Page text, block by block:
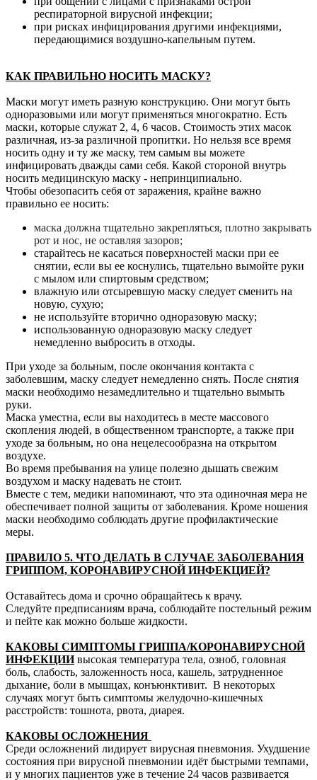
респираторной вирусной инфекции;
при рисках инфицирования другими инфекциями,
передающимися воздушно-капельным путем.
КАК ПРАВИЛЬНО НОСИТЬ МАСКУ?
Маски могут иметь разную конструкцию. Они могут быть
одноразовыми или могут применяться многократно. Есть
маски, которые служат 2, 4, 6 часов. Стоимость этих масок
различная, из-за различной пропитки. Но нельзя все время
носить одну и ту же маску, тем самым вы можете
инфицировать дважды сами себя. Какой стороной внутрь
носить медицинскую маску - непринципиально.
Чтобы обезопасить себя от заражения, крайне важно
правильно ее носить:
маска должна тщательно закрепляться, плотно закрывать
рот и нос, не оставляя зазоров;
старайтесь не касаться поверхностей маски при ее
снятии, если вы ее коснулись, тщательно вымойте руки
с мылом или спиртовым средством;
влажную или отсыревшую маску следует сменить на
новую, сухую;
не используйте вторично одноразовую маску;
использованную одноразовую маску следует
немедленно выбросить в отходы.
При уходе за больным, после окончания контакта с
заболевшим, маску следует немедленно снять. После снятия
маски необходимо незамедлительно и тщательно вымыть
руки.
Маска уместна, если вы находитесь в месте массового
скопления людей, в общественном транспорте, а также при
уходе за больным, но она нецелесообразна на открытом
воздухе.
Во время пребывания на улице полезно дышать свежим
воздухом и маску надевать не стоит.
Вместе с тем, медики напоминают, что эта одиночная мера не
обеспечивает полной защиты от заболевания. Кроме ношения
маски необходимо соблюдать другие профилактические
меры.
ПРАВИЛО 5. ЧТО ДЕЛАТЬ В СЛУЧАЕ ЗАБОЛЕВАНИЯ
ГРИППОМ, КОРОНАВИРУСНОЙ ИНФЕКЦИЕЙ?
Оставайтесь дома и срочно обращайтесь к врачу.
Следуйте предписаниям врача, соблюдайте постельный режим
и пейте как можно больше жидкости.
КАКОВЫ СИМПТОМЫ ГРИППА/КОРОНАВИРУСНОЙ
ИНФЕКЦИИвысокая температура тела, озноб, головная
боль, слабость, заложенность носа, кашель, затрудненное
дыхание, боли в мышцах, конъюнктивит. В некоторых
случаях могут быть симптомы желудочно-кишечных
расстройств: тошнота, рвота, диарея.
КАКОВЫ ОСЛОЖНЕНИЯ
Среди осложнений лидирует вирусная пневмония. Ухудшение
состояния при вирусной пневмонии идёт быстрыми темпами,
и у многих пациентов уже в течение 24 часов развивается